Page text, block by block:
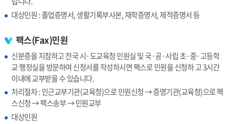
대상민원 : 졸업증명서, 생활기록부사본, 재학증명서, 제적증명서 등
팩스(Fax)민원
신분증을 지참하고 전국 시·도교육청 민원실 및 국·공·사립 초·중·고등학
교 행정실을 방문하여 신청서를 작성하시면 팩스로 민원을 신청하 고 3시간
이내에 교부받을 수 있습니다.
처리절차 : 인근교부기관(교육청)으로 민원신청 → 증명기관(교육청)으로 팩
스신청 → 팩스송부 → 민원교부
대상민원